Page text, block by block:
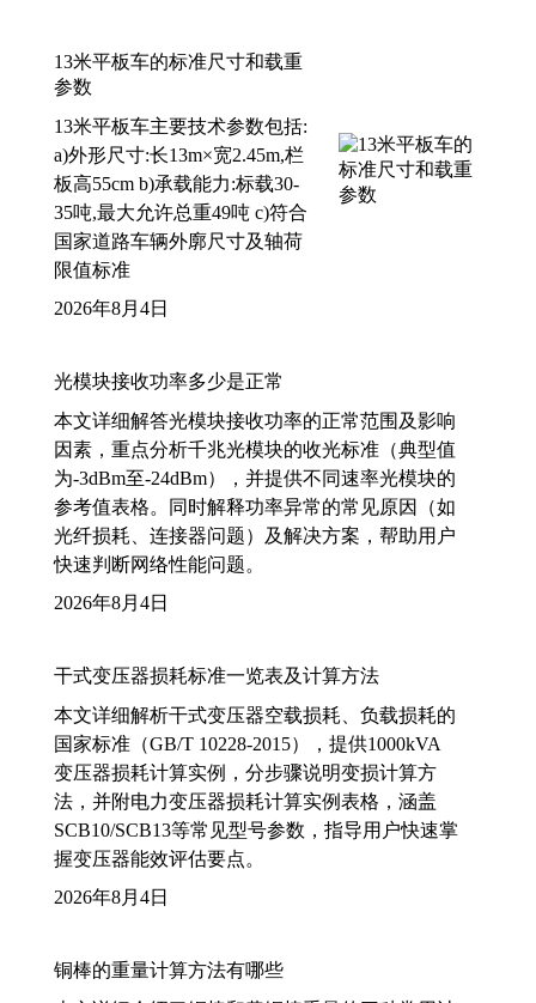
13米平板车的标准尺寸和载重
参数
13米平板车主要技术参数包括:
a)外形尺寸:长13m×宽2.45m,栏
板高55cm b)承载能力:标载30-
35吨,最大允许总重49吨 c)符合
国家道路车辆外廓尺寸及轴荷
限值标准
2026年8月4日
光模块接收功率多少是正常
本文详细解答光模块接收功率的正常范围及影响
因素，重点分析千兆光模块的收光标准（典型值
为-3dBm至-24dBm），并提供不同速率光模块的
参考值表格。同时解释功率异常的常见原因（如
光纤损耗、连接器问题）及解决方案，帮助用户
快速判断网络性能问题。
2026年8月4日
干式变压器损耗标准一览表及计算方法
本文详细解析干式变压器空载损耗、负载损耗的
国家标准（GB/T 10228-2015），提供1000kVA
变压器损耗计算实例，分步骤说明变损计算方
法，并附电力变压器损耗计算实例表格，涵盖
SCB10/SCB13等常见型号参数，指导用户快速掌
握变压器能效评估要点。
2026年8月4日
铜棒的重量计算方法有哪些